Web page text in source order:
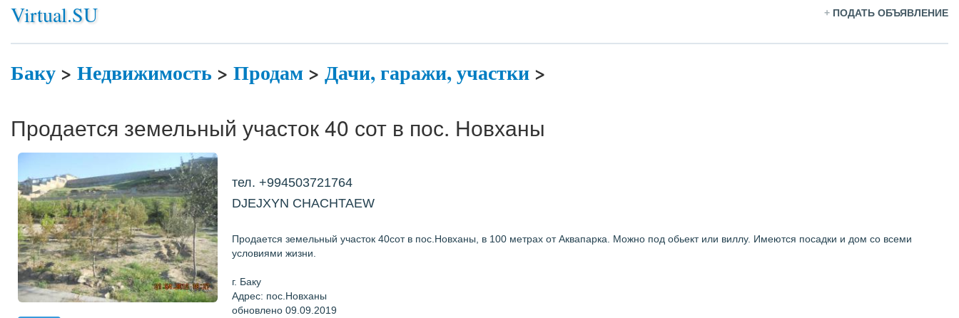
Virtual.SU + ПОДАТЬ ОБЪЯВЛЕНИЕ
Баку> Недвижимость > Продам> Дачи, гаражи, участки>
Продается земельный участок 40 сот в пос. Новханы
тел. +994503721764
DJEJXYN CHACHTAEW
Продается земельный участок 40сот в пос.Новханы, в 100 метрах от Аквапарка. Можно под обьект или виллу. Имеются посадки и дом со всеми
условиями жизни.
г. Баку
Адрес: пос.Новханы
обновлено 09.09.2019